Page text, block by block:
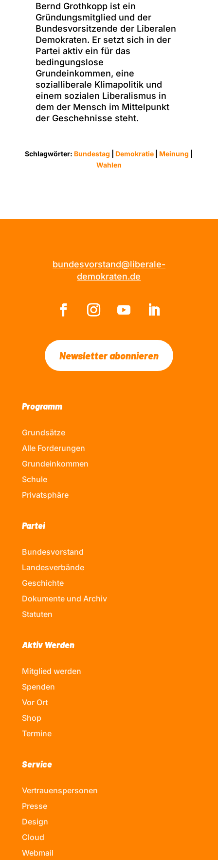
Bernd Grothkopp ist ein
Gründungsmitglied und der
Bundesvorsitzende der Liberalen
Demokraten. Er setzt sich in der
Partei aktiv ein für das
bedingungslose
Grundeinkommen, eine
sozialliberale Klimapolitik und
einem sozialen Liberalismus in
dem der Mensch im Mittelpunkt
der Geschehnisse steht.
Schlagwörter: Bundestag Demokratie Meinung
Wahlen
bundesvorstand@liberale-
demokraten.de
Newsletter abonnieren
Programm
Grundsätze
Alle Forderungen
Grundeinkommen
Schule
Privatsphäre
Partei
Bundesvorstand
Landesverbände
Geschichte
Dokumente und Archiv
Statuten
Aktiv Werden
Mitglied werden
Spenden
Vor Ort
Shop
Termine
Service
Vertrauenspersonen
Presse
Design
Cloud
Webmail